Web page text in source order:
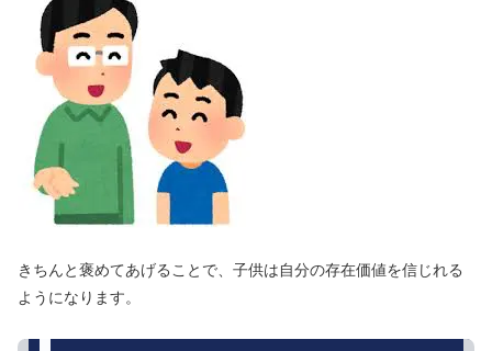
きちんと褒めてあげることで、子供は自分の存在価値を信じれる
ようになります。